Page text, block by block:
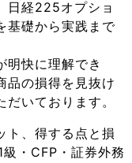
日経225オプショ
基礎から実践まで
快に理解でき
の損得を見抜け
いております。
ト、得する点と損
・CFP・証券外務